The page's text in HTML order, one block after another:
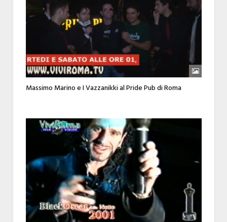
Massimo Marino e I Vazzanikki al Pride Pub di Roma